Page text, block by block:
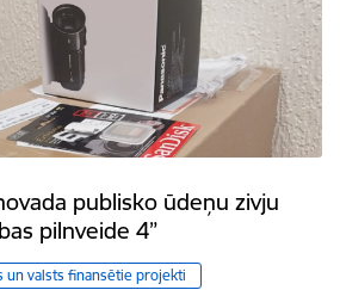
publisko ūdeņu zivju
pilnveide 4”
un valsts finansētie projekti